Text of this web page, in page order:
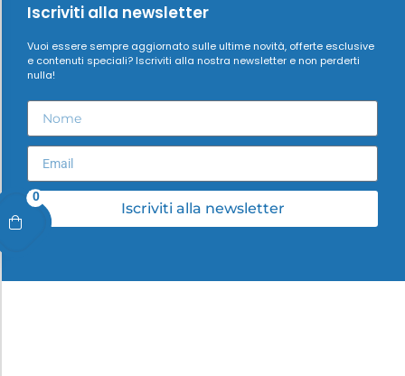
0
Iscriviti alla newsletter
Vuoi essere sempre aggiornato sulle ultime novità, offerte esclusive
e contenuti speciali? Iscriviti alla nostra newsletter e non perderti
nulla!
Iscriviti alla newsletter